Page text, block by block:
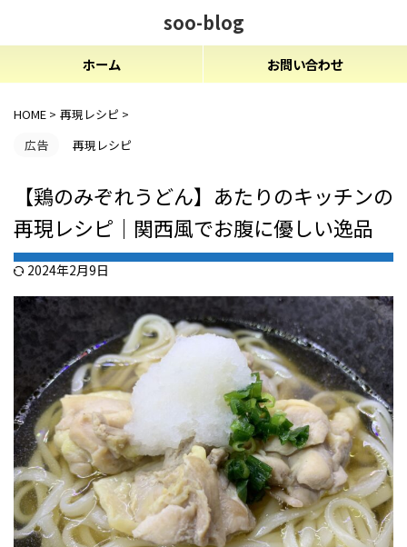
soo-blog
ホーム お問い合わせ
HOME > 再現レシピ >
広告
再現レシピ
【鶏のみぞれうどん】あたりのキッチンの
再現レシピ｜関西風でお腹に優しい逸品
2024年2月9日